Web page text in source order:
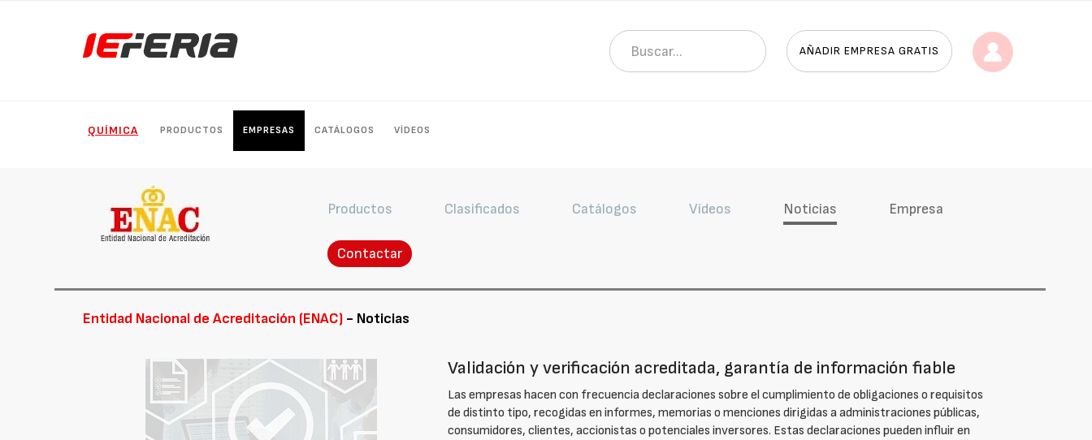
AÑADIR EMPRESA GRATIS
QUÍMICA PRODUCTOS EMPRESAS CATÁLOGOS VÍDEOS
Productos Clasificados Catálogos Vídeos Noticias Empresa
Contactar
Entidad Nacional de Acreditación (ENAC) - Noticias
Validación y verificación acreditada, garantía de información fiable
Las empresas hacen con frecuencia declaraciones sobre el cumplimiento de obligaciones o requisitos
de distinto tipo, recogidas en informes, memorias o menciones dirigidas a administraciones públicas,
consumidores, clientes, accionistas o potenciales inversores. Estas declaraciones pueden influir en